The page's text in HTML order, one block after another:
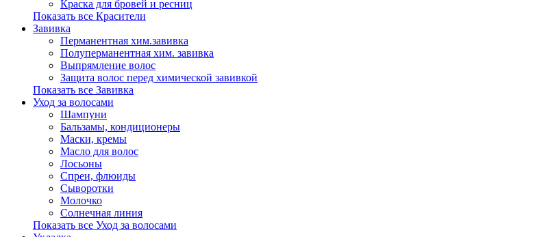
Краска для бровей и ресниц
Показать все Красители
Завивка
Перманентная хим.завивка
Полуперманентная хим. завивка
Выпрямление волос
Защита волос перед химической завивкой
Показать все Завивка
Уход за волосами
Шампуни
Бальзамы, кондиционеры
Маски, кремы
Масло для волос
Лосьоны
Спреи, флюиды
Сыворотки
Молочко
Солнечная линия
Показать все Уход за волосами